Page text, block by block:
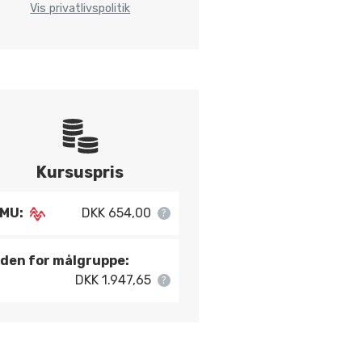
Vis privatlivspolitik
Kursuspris
DKK 654,00
for målgruppe:
DKK 1.947,65